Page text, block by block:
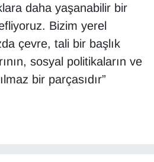
daha yaşanabilir bir
Bizim yerel
çevre, tali bir başlık
sosyal politikaların ve
bir parçasıdır”